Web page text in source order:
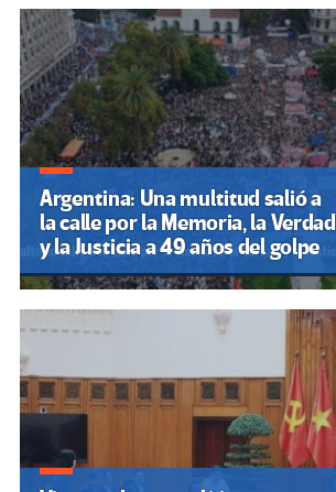
Argentina: Una multitud salió a
la calle por la Memoria, la Verdad
y la Justicia a 49 años del golpe